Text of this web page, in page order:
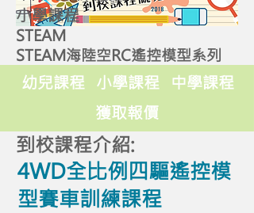
小學課程
STEAM
STEAM海陸空RC遙控模型系列
幼兒課程 小學課程
中學課程
獲取報價
到校課程介紹:
4WD全比例四驅遙控模
型賽車訓練課程